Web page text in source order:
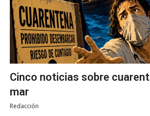
Cinco noticias sobre
mar
Redacción